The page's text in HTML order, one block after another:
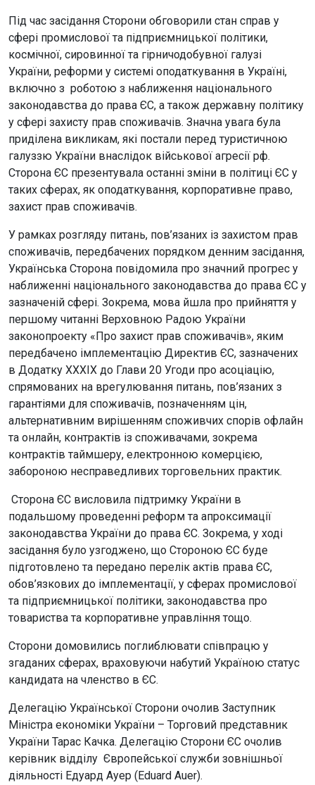
Під час засідання Сторони обговорили стан справ у
сфері промислової та підприємницької політики,
космічної, сировинної та гірничодобувної галузі
України, реформи у системі оподаткування в Україні,
включно з роботою з наближення національного
законодавства до права ЄС, а також державну політику
у сфері захисту прав споживачів. Значна увага була
приділена викликам, які постали перед туристичною
галуззю України внаслідок військової агресії рф.
Сторона ЄС презентувала останні зміни в політиці ЄС у
таких сферах, як оподаткування, корпоративне право,
захист прав споживачів.
У рамках розгляду питань, пов’язаних із захистом прав
споживачів, передбачених порядком денним засідання,
Українська Сторона повідомила про значний прогрес у
наближенні національного законодавства до права ЄС у
зазначеній сфері. Зокрема, мова йшла про прийняття у
першому читанні Верховною Радою України
законопроекту «Про захист прав споживачів», яким
передбачено імплементацію Директив ЄС, зазначених
в Додатку XXXIX до Глави 20 Угоди про асоціацію,
спрямованих на врегулювання питань, пов’язаних з
гарантіями для споживачів, позначенням цін,
альтернативним вирішенням споживчих спорів офлайн
та онлайн, контрактів із споживачами, зокрема
контрактів таймшеру, електронною комерцією,
забороною несправедливих торговельних практик.
Сторона ЄС висловила підтримку України в
подальшому проведенні реформ та апроксимації
законодавства України до права ЄС. Зокрема, у ході
засідання було узгоджено, що Стороною ЄС буде
підготовлено та передано перелік актів права ЄС,
обов’язкових до імплементації, у сферах промислової
та підприємницької політики, законодавства про
товариства та корпоративне управління тощо.
Сторони домовились поглиблювати співпрацю у
згаданих сферах, враховуючи набутий Україною статус
кандидата на членство в ЄС.
Делегацію Української Сторони очолив Заступник
Міністра економіки України – Торговий представник
України Тарас Качка. Делегацію Сторони ЄС очолив
керівник відділу Європейської служби зовнішньої
діяльності Едуард Ауер (Eduard Auer).